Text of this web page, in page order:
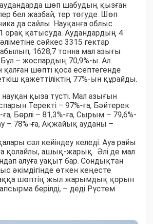
аудандарда шөп шабудың қызған
бел жазбай, тер төгуде. Шөп
да сайлы. Науқанға облыс
орақ қатысуда. Аудандардың 4
сәйкес 3315 гектар
1628,7 тонна мал азығы
– жоспардың 70,9%-ы. Ал
шөпті қоса есептегенде
қажеттіліктің 77%-ын құрайды.
қыза түсті. Мал азығын
Теректі – 97%-ға, Бәйтерек
Бөрлі – 81,3%-ға, Сырым – 79,6%-
– 78%-ға, Ақжайық ауданы –
сәл кейіндеу келеді. Ауа райы
қолайлы, ашық-жарық. Әлі де мал
алуға уақыт бар. Сондықтан
әкімдігінде өткен кеңесте
шөптің жыл жарымдық қорын
берілді, – деді Рүстем